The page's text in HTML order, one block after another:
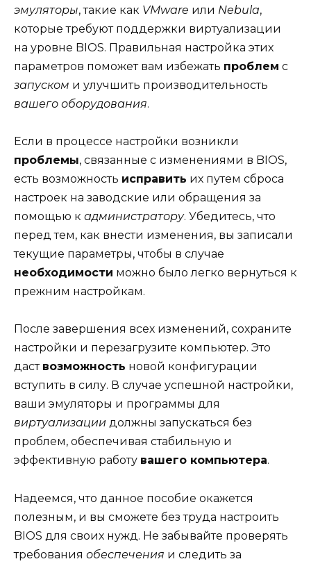
эмуляторы, такие как VMware или Nebula,
которые требуют поддержки виртуализации
на уровне BIOS. Правильная настройка этих
параметров поможет вам избежать проблем с
запуском и улучшить производительность
вашего оборудования.
Если в процессе настройки возникли
проблемы, связанные с изменениями в BIOS,
есть возможность исправить их путем сброса
настроек на заводские или обращения за
помощью к администратору. Убедитесь, что
перед тем, как внести изменения, вы записали
текущие параметры, чтобы в случае
необходимости можно было легко вернуться к
прежним настройкам.
После завершения всех изменений, сохраните
настройки и перезагрузите компьютер. Это
даст возможность новой конфигурации
вступить в силу. В случае успешной настройки,
ваши эмуляторы и программы для
виртуализации должны запускаться без
проблем, обеспечивая стабильную и
эффективную работу вашего компьютера.
Надеемся, что данное пособие окажется
полезным, и вы сможете без труда настроить
BIOS для своих нужд. Не забывайте проверять
требования обеспечения и следить за